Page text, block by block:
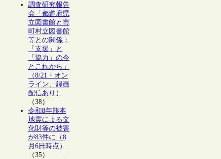
調査研究報告
会「都道府県
立図書館と市
町村立図書館
等との関係：
「支援」と
「協力」の今
とこれから」
（8/21・オン
ライン、録画
配信あり）
（38）
令和8年熊本
地震による文
化財等の被害
が83件に（8
月6日時点）
（35）